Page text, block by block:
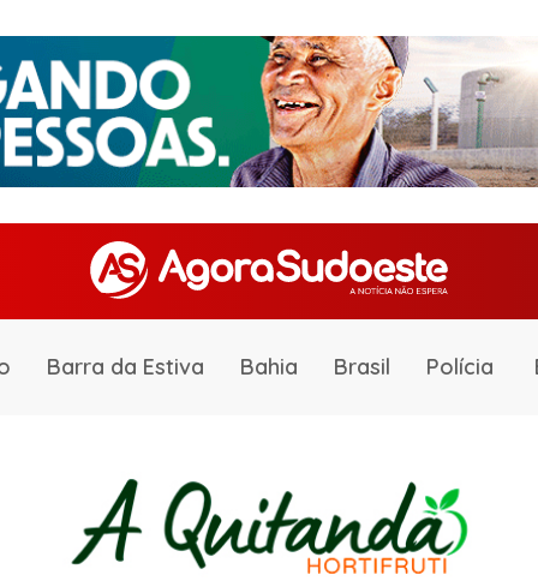
Barra da Estiva Bahia Brasil Polícia